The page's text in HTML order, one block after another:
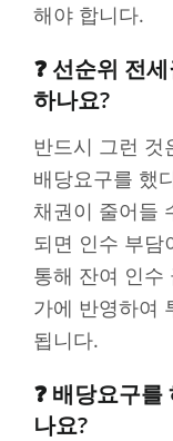
해야 합니다.
❓ 선순위 전
하나요?
반드시 그런 것
배당요구를 했
채권이 줄어들
되면 인수 부담
통해 잔여 인수
가에 반영하여
됩니다.
❓ 배당요구
나요?